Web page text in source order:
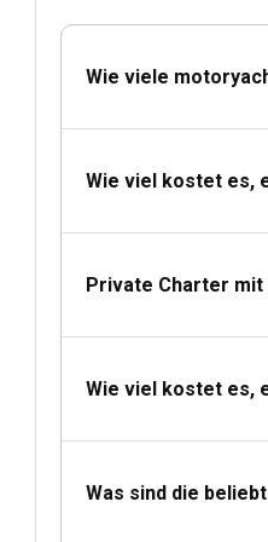
Für Bareboat-Charter,
zusätzlicher Führerschein
Seien Sie praktisch und
Wie viele
Wie viel kostet es,
Private Charter
Wie viel kostet es,
Was sind die